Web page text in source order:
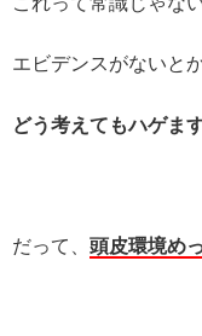
エビデンスがないと
どう考えてもハゲます
だって、 頭皮環境め